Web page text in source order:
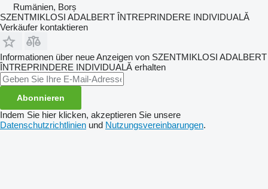
Rumänien, Borș
SZENTMIKLOSI ADALBERT ÎNTREPRINDERE INDIVIDUALĂ
Verkäufer kontaktieren
Informationen über neue Anzeigen von SZENTMIKLOSI ADALBERT
ÎNTREPRINDERE INDIVIDUALĂ erhalten
Abonnieren
Indem Sie hier klicken, akzeptieren Sie unsere
Datenschutzrichtlinien und Nutzungsvereinbarungen.